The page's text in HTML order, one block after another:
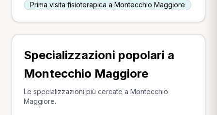
Prima visita fisioterapica a Montecchio Maggiore
Specializzazioni popolari a
Montecchio Maggiore
Le specializzazioni più cercate a Montecchio
Maggiore.